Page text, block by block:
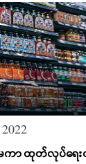
ာ ထုတ်လုပ်ရေးလုပ်